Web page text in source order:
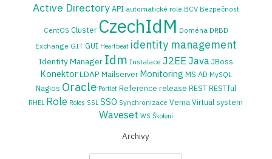
Active DirectoryAPI automatické role BCV Bezpečnost
CentOS Cluster CzechIdM Doména DRBD
Exchange GIT GUI Heartbeat identity management
Identity Manager Idm Instalace J2EEJavaJBoss
KonektorLDAP Mailserver Monitoring MS AD MySQL
Nagios Oracle Portlet Reference release RESTRESTful
RHEL Role Roles SSL SSO Synchronizace Vema Virtual system
Waveset WS Školení
Archivy